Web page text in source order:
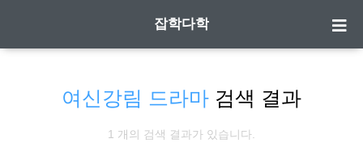
잡학다학
여신강림 드라마 검색 결과
1 개의 검색 결과가 있습니다.